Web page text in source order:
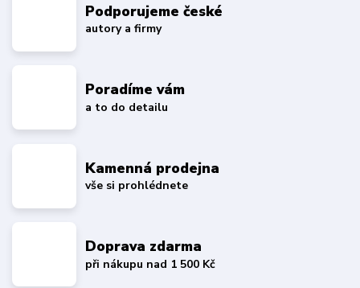
Podporujeme české
autory a firmy
Poradíme vám
a to do detailu
Kamenná prodejna
vše si prohlédnete
Doprava zdarma
při nákupu nad 1 500 Kč